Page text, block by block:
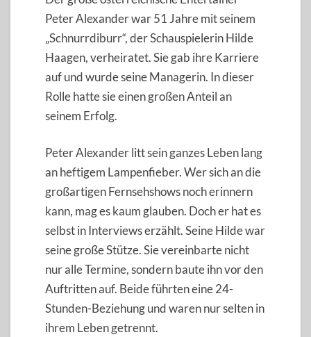
Peter Alexander war 51 Jahre mit seinem
„Schnurrdiburr“, der Schauspielerin Hilde
Haagen, verheiratet. Sie gab ihre Karriere
auf und wurde seine Managerin. In dieser
Rolle hatte sie einen großen Anteil an
seinem Erfolg.
Peter Alexander litt sein ganzes Leben lang
an heftigem Lampenfieber. Wer sich an die
großartigen Fernsehshows noch erinnern
kann, mag es kaum glauben. Doch er hat es
selbst in Interviews erzählt. Seine Hilde war
seine große Stütze. Sie vereinbarte nicht
nur alle Termine, sondern baute ihn vor den
Auftritten auf. Beide führten eine 24-
Stunden-Beziehung und waren nur selten in
ihrem Leben getrennt.